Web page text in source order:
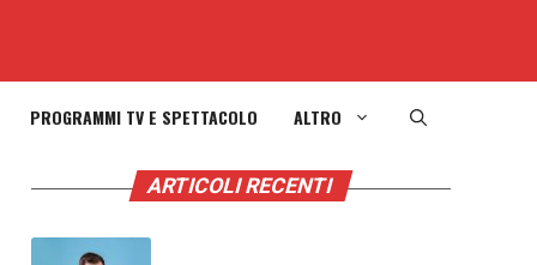
PROGRAMMI TV E SPETTACOLO ALTRO
ARTICOLI RECENTI